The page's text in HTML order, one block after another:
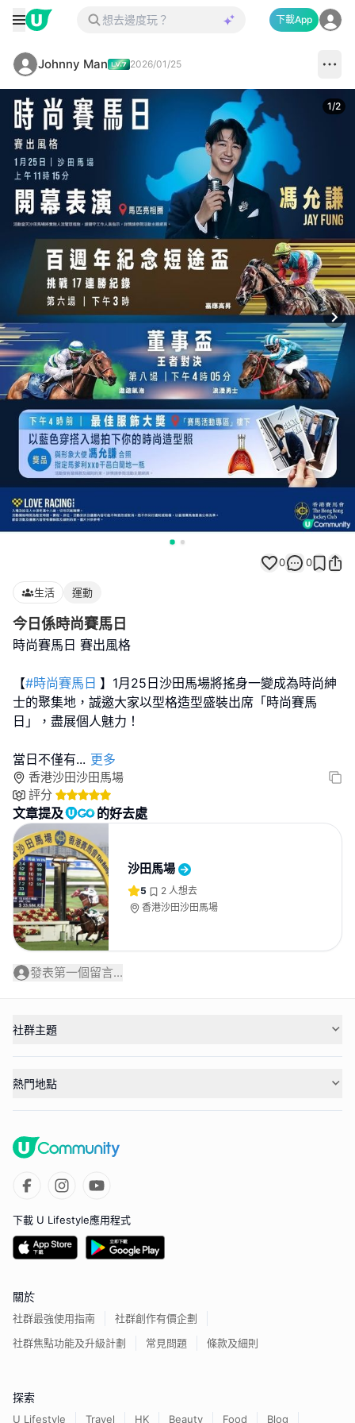
下載App
Johnny Man 2026/01/25
1/2
0 0
生活 運動
今日係時尚賽馬日
時尚賽馬日 賽出風格
【#時尚賽馬日 】1月25日沙田馬場將搖身一變成為時尚紳
士的聚集地，誠邀大家以型格造型盛裝出席「時尚賽馬
日」，盡展個人魅力！
當日不僅有... 更多
香港沙田沙田馬場
評分
文章提及 的好去處
沙田馬場
5 2 人想去
香港沙田沙田馬場
發表第一個留言...
社群主題
熱門地點
下載 U Lifestyle應用程式
關於
社群最強使用指南
社群創作有價企劃
社群焦點功能及升級計劃
常見問題 條款及細則
探索
U Lifestyle Travel HK Beauty Food Blog